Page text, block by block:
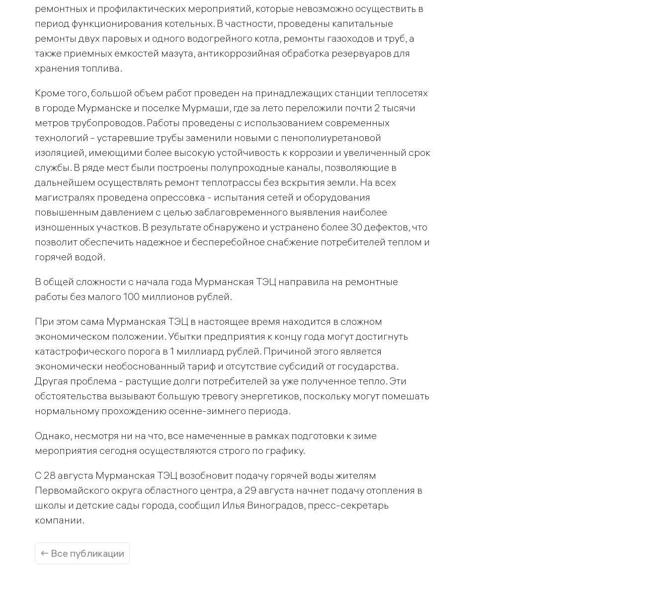
ремонтных и профилактических мероприятий, которые невозможно осуществить в
период функционирования котельных. В частности, проведены капитальные
ремонты двух паровых и одного водогрейного котла, ремонты газоходов и труб, а
также приемных емкостей мазута, антикоррозийная обработка резервуаров для
хранения топлива.
Кроме того, большой объем работ проведен на принадлежащих станции теплосетях
в городе Мурманске и поселке Мурмаши, где за лето переложили почти 2 тысячи
метров трубопроводов. Работы проведены с использованием современных
технологий - устаревшие трубы заменили новыми с пенополиуретановой
изоляцией, имеющими более высокую устойчивость к коррозии и увеличенный срок
службы. В ряде мест были построены полупроходные каналы, позволяющие в
дальнейшем осуществлять ремонт теплотрассы без вскрытия земли. На всех
магистралях проведена опрессовка - испытания сетей и оборудования
повышенным давлением с целью заблаговременного выявления наиболее
изношенных участков. В результате обнаружено и устранено более 30 дефектов, что
позволит обеспечить надежное и бесперебойное снабжение потребителей теплом и
горячей водой.
В общей сложности с начала года Мурманская ТЭЦ направила на ремонтные
работы без малого 100 миллионов рублей.
При этом сама Мурманская ТЭЦ в настоящее время находится в сложном
экономическом положении. Убытки предприятия к концу года могут достигнуть
катастрофического порога в 1 миллиард рублей. Причиной этого является
экономически необоснованный тариф и отсутствие субсидий от государства.
Другая проблема - растущие долги потребителей за уже полученное тепло. Эти
обстоятельства вызывают большую тревогу энергетиков, поскольку могут помешать
нормальному прохождению осенне-зимнего периода.
Однако, несмотря ни на что, все намеченные в рамках подготовки к зиме
мероприятия сегодня осуществляются строго по графику.
C 28 августа Мурманская ТЭЦ возобновит подачу горячей воды жителям
Первомайского округа областного центра, а 29 августа начнет подачу отопления в
школы и детские сады города, сообщил Илья Виноградов, пресс-секретарь
компании.
← Все публикации